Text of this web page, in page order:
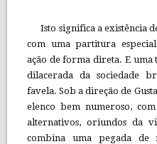
Isto significa a existência
com uma partitura
ação de forma direta. E
dilacerada da sociedade
favela. Sob a direção de
elenco bem numeroso,
alternativos, oriundos da
combina uma pegada de